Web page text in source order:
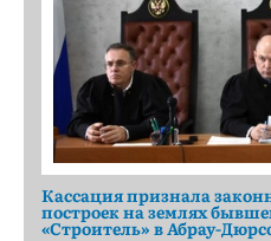
Кассация признала
построек на землях
«Строитель» в Абрау-